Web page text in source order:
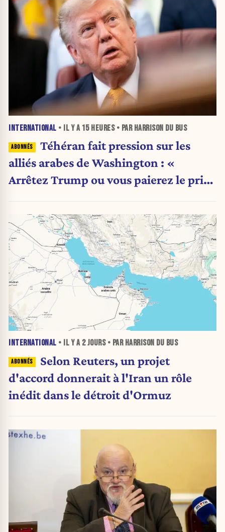
INTERNATIONAL • IL Y A 15 HEURES• PAR HARRISON DU BUS
Téhéran fait pression sur les
alliés arabes de Washington : «
Arrêtez Trump ou vous paierez le prix
INTERNATIONAL • IL Y A 2 JOURS• PAR HARRISON DU BUS
Selon Reuters, un projet
d'accord donnerait à l'Iran un rôle
inédit dans le détroit d'Ormuz